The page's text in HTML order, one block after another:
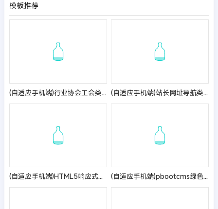
模板推荐
(自适应手机端)行业协会工会类网站pbootcms模板 政府机构机关单位网站源码 (自适应手机端)站长网址导航类pbootcms模板 网站目录源码
(自适应手机端)HTML5响应式大气建筑建设网站pbootcms模板 建筑工程公司网站源码 (自适应手机端)pbootcms绿色园林建筑艺术网站模板 花卉园艺网站源码